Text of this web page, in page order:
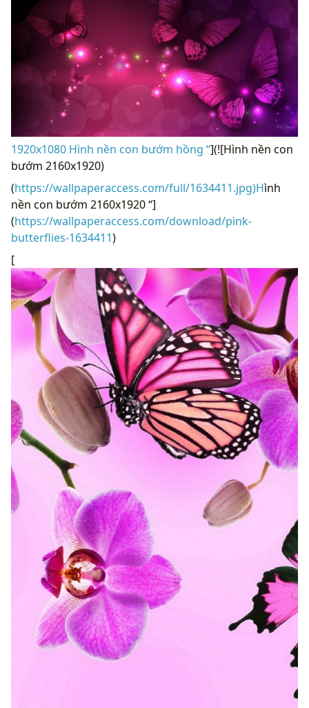
1920x1080 Hình nền con bướm hồng “](![Hình nền con
bướm 2160x1920)
(https://wallpaperaccess.com/full/1634411.jpg)Hình
nền con bướm 2160x1920 “]
(https://wallpaperaccess.com/download/pink-
butterflies-1634411)
[